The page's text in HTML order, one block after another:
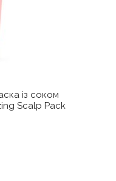
із соком
Scalp Pack